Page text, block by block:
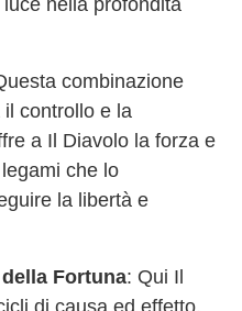
combinazione
controllo e la
a Il Diavolo la forza e
che lo
la libertà e
Fortuna: Qui Il
di causa ed effetto.